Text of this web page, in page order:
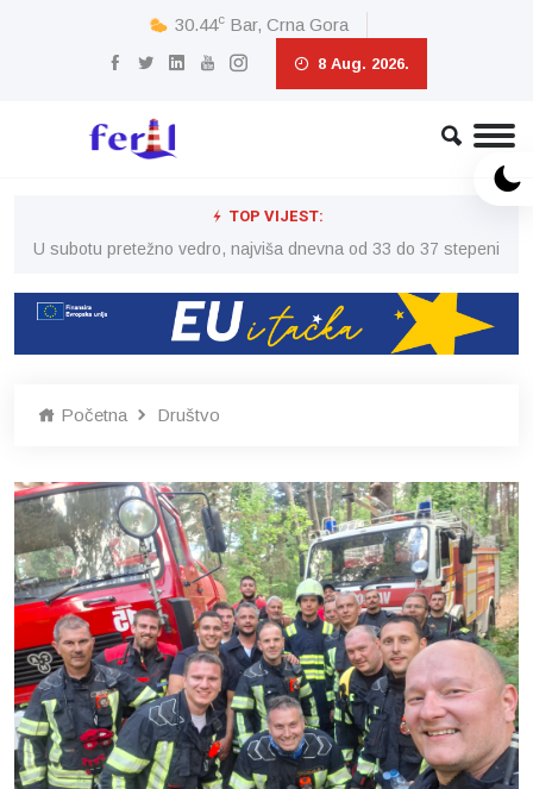
30.44c Bar, Crna Gora
8 Aug. 2026.
TOP VIJEST:
U subotu pretežno vedro, najviša dnevna od 33 do 37 stepeni
Početna Društvo